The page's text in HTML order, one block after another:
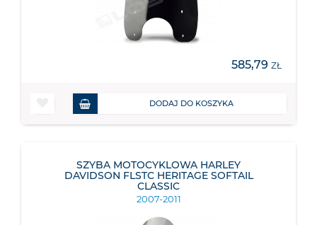
585,79 ZŁ
DODAJ DO KOSZYKA
SZYBA MOTOCYKLOWA HARLEY
DAVIDSON FLSTC HERITAGE SOFTAIL
CLASSIC
2007-2011